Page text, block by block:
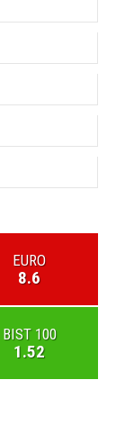
EURO
8.6
BIST 100
1.52